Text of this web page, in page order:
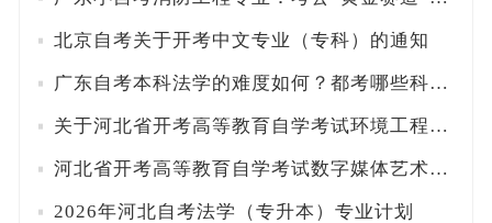
北京自考关于开考中文专业（专科）的通知
广东自考本科法学的难度如何？都考哪些科目？
关于河北省开考高等教育自学考试环境工程（本科）专业的公告
河北省开考高等教育自学考试数字媒体艺术（本科）专业的公告
2026年河北自考法学（专升本）专业计划